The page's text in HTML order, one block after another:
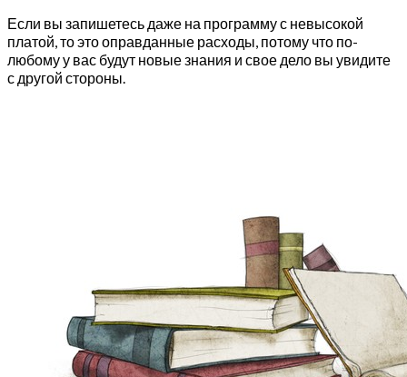
Если вы запишетесь даже на программу с невысокой
платой, то это оправданные расходы, потому что по-
любому у вас будут новые знания и свое дело вы увидите
с другой стороны.